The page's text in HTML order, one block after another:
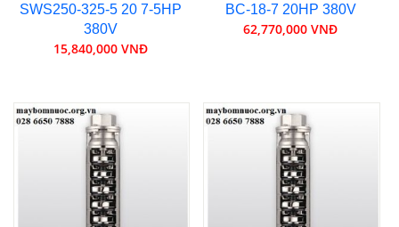
SWS250-325-5 20 7-5HP
380V
15,840,000 VNĐ
BC-18-7 20HP 380V
62,770,000 VNĐ